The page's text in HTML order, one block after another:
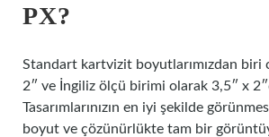
PX?
Standart kartvizit boyutlarımızdan biri
2″ ve İngiliz ölçü birimi olarak 3,5″ x
Tasarımlarınızın en iyi şekilde
boyut ve çözünürlükte tam bir